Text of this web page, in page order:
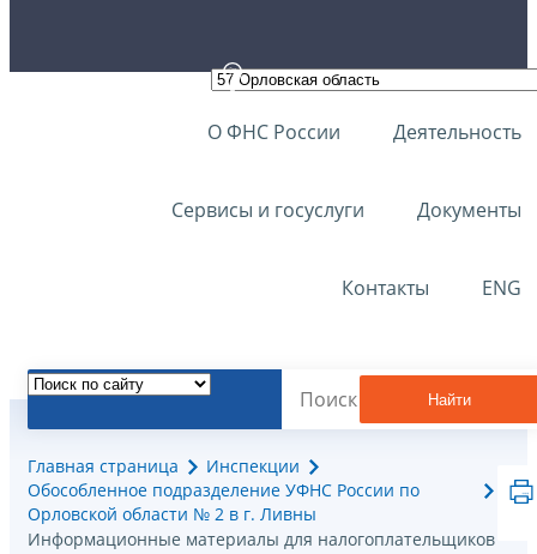
О ФНС России Деятельность
Сервисы и госуслуги Документы
Контакты ENG
Найти
Главная страница
Инспекции
Обособленное подразделение УФНС России по
Орловской области № 2 в г. Ливны
Информационные материалы для налогоплательщиков